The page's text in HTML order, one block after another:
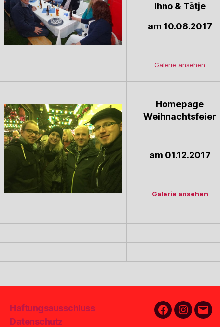
Ihno & Tätje
am 10.08.2017
Galerie ansehen
Homepage
Weihnachtsfeier
am 01.12.2017
Galerie ansehen
Haftungsausschluss
Datenschutz
FacebookE-